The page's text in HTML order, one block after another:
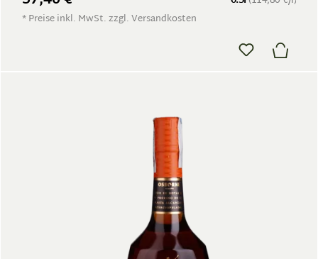
* Preise inkl. MwSt. zzgl. Versandkosten